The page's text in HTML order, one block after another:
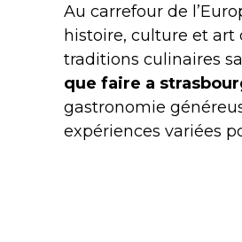
Au carrefour de
histoire, culture et art
traditions culinaires
que faire a
gastronomie
expériences variées